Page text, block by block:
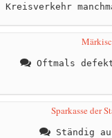
Kreisverkehr
Oftmals
Sparkasse der
Ständig